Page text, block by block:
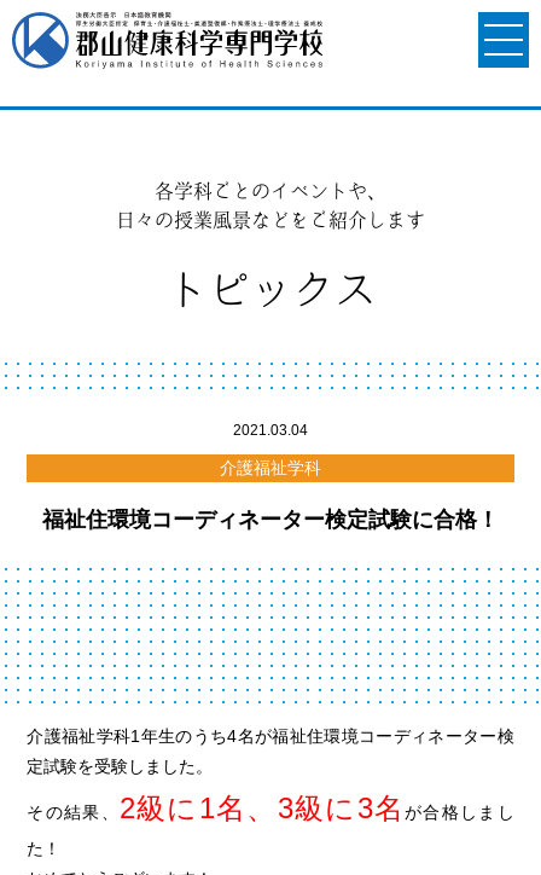
各学科ごとのイベントや、
日々の授業風景などをご紹介します
トピックス
2021.03.04
介護福祉学科
福祉住環境コーディネーター検定試験に合格！
介護福祉学科1年生のうち4名が福祉住環境コーディネーター検
定試験を受験しました。
その結果、 2級に1名、3級に3名が合格しまし
た！